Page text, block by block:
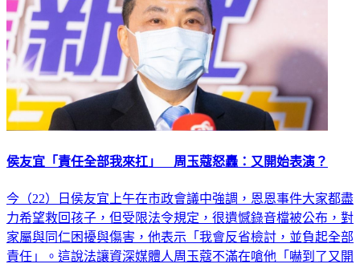
今（22）日侯友宜上午在市政會議中強調，恩恩事件大家都盡
力希望救回孩子，但受限法令規定，很遺憾錄音檔被公布，對
家屬與同仁困擾與傷害，他表示「我會反省檢討，並負起全部